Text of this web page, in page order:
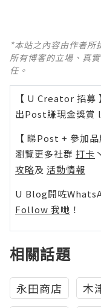
*本站之內容由作者所
所有博客的立場、真
任。
【 U Creator 招募
出Post賺現金獎賞 l
【 睇Post + 參加品
瀏覽更多社群 打卡 丶
攻略及 活動情報
U Blog開咗
Follow 我哋 ！
相關話題
永田商店 木